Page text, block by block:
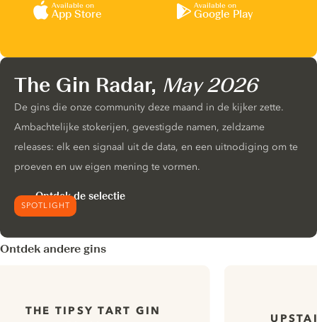
Available on
App Store
Available on
Google Play
SPOTLIGHT
The Gin Radar, May 2026
De gins die onze community deze maand in de kijker zette.
Ambachtelijke stokerijen, gevestigde namen, zeldzame
releases: elk een signaal uit de data, en een uitnodiging om te
proeven en uw eigen mening te vormen.
Ontdek de selectie
Ontdek andere gins
THE TIPSY TART GIN